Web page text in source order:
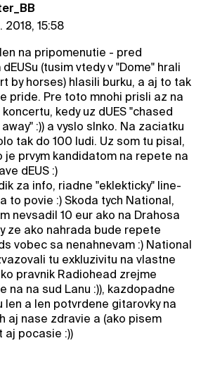
2018, 15:58
len na pripomenutie - pred
(tusim vtedy v "Dome" hrali
by horses) hlasili burku, a aj to tak
pride. Pre toto mnohi prisli az na
kedy uz dUES "chased
:)) a vyslo slnko. Na zaciatku
tak do 100 ludi. Uz som tu pisal,
je prvym kandidatom na repete na
dEUS :)
za info, riadne "eklekticky" line-
to povie :) Skoda tych National,
nevsadil 10 eur ako na Drahosa
ze ako nahrada bude repete
vobec sa nenahnevam :) National
tu exkluzivitu na vlastne
pravnik Radiohead zrejme
na na sud Lanu :)), kazdopadne
len a len potvrdene gitarovky na
aj nase zdravie a (ako pisem
aj pocasie :))